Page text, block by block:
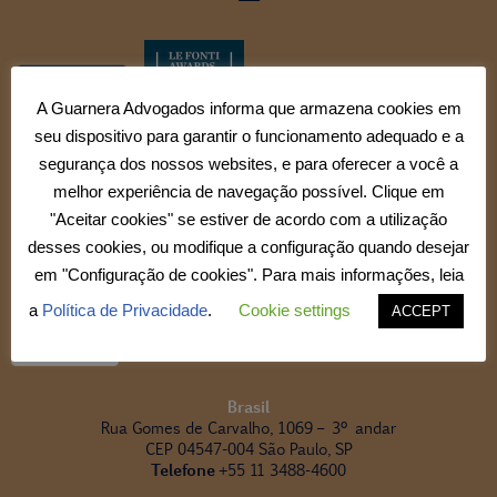
Brasil
Rua Gomes de Carvalho, 1069 – 3º andar
CEP 04547-004 São Paulo, SP
Telefone+55 11 3488-4600
A Guarnera Advogados informa que armazena cookies em
seu dispositivo para garantir o funcionamento adequado e a
segurança dos nossos websites, e para oferecer a você a
melhor experiência de navegação possível. Clique em
"Aceitar cookies" se estiver de acordo com a utilização
desses cookies, ou modifique a configuração quando desejar
em "Configuração de cookies". Para mais informações, leia
a Política de Privacidade. Cookie settings ACCEPT